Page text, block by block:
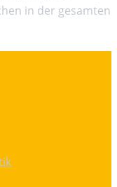
in der gesamten